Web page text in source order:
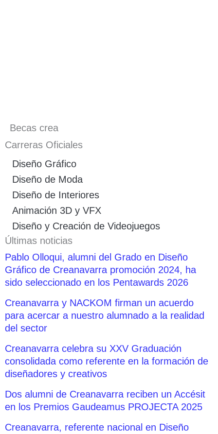
Becas crea
Carreras Oficiales
Diseño Gráfico
Diseño de Moda
Diseño de Interiores
Animación 3D y VFX
Diseño y Creación de Videojuegos
Últimas noticias
Pablo Olloqui, alumni del Grado en Diseño
Gráfico de Creanavarra promoción 2024, ha
sido seleccionado en los Pentawards 2026
Creanavarra y NACKOM firman un acuerdo
para acercar a nuestro alumnado a la realidad
del sector
Creanavarra celebra su XXV Graduación
consolidada como referente en la formación de
diseñadores y creativos
Dos alumni de Creanavarra reciben un Accésit
en los Premios Gaudeamus PROJECTA 2025
Creanavarra, referente nacional en Diseño